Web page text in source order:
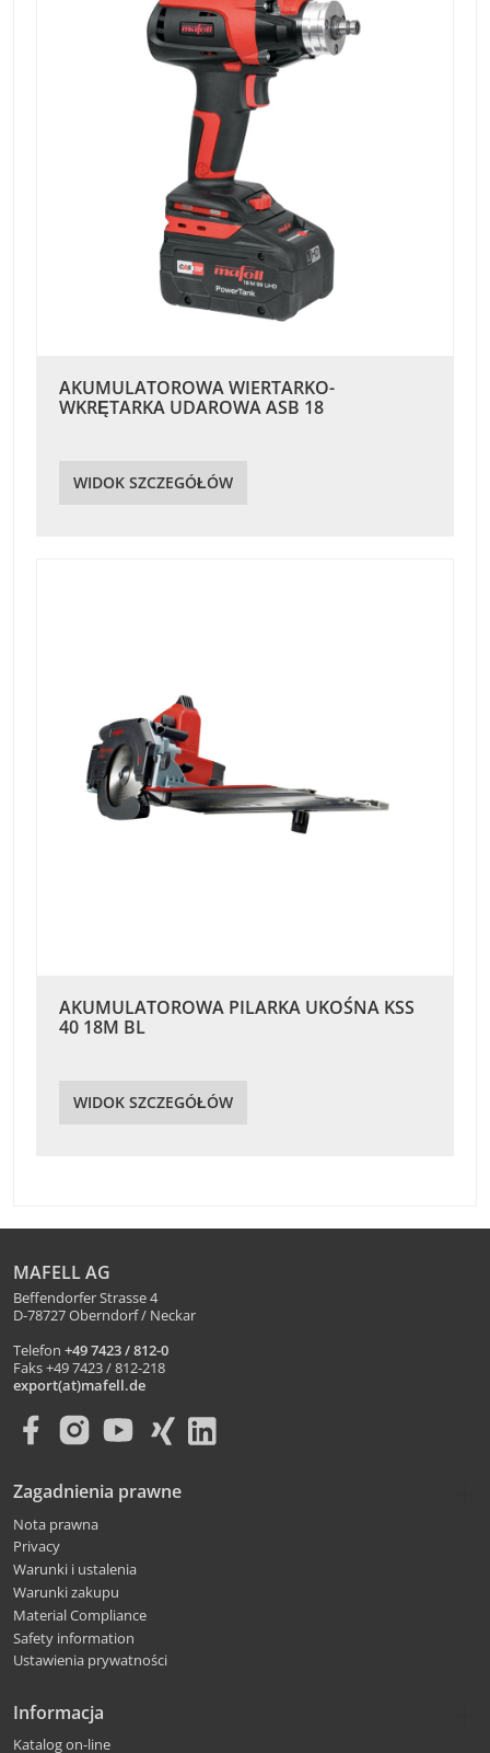
AKUMULATOROWA WIERTARKO-
WKRĘTARKA UDAROWA ASB 18
WIDOK SZCZEGÓŁÓW
AKUMULATOROWA PILARKA UKOŚNA KSS
40 18M BL
WIDOK SZCZEGÓŁÓW
MAFELL AG
Beffendorfer Strasse 4
D-78727 Oberndorf / Neckar
Telefon +49 7423 / 812-0
Faks +49 7423 / 812-218
export(at)mafell.de
Zagadnienia prawne
Nota prawna
Privacy
Warunki i ustalenia
Warunki zakupu
Material Compliance
Safety information
Ustawienia prywatności
Informacja
Katalog on-line